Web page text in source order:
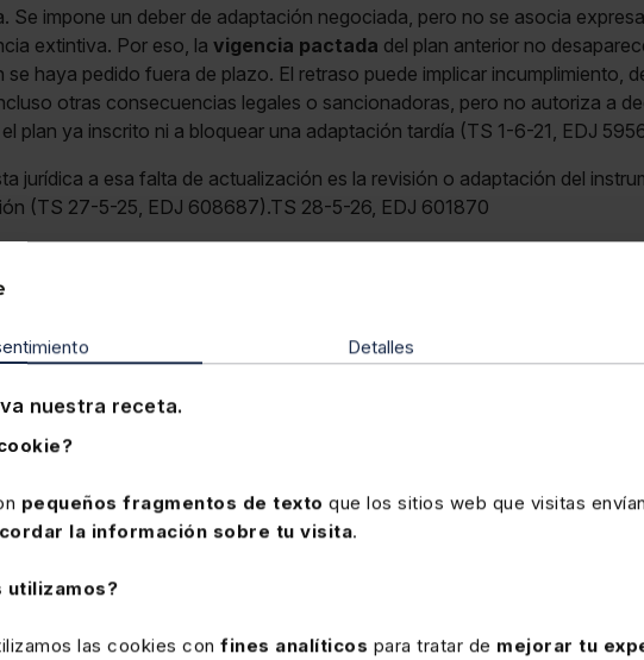
Detalles
nuestra receta.
pequeños fragmentos de texto que los sitios web que visitas
la información sobre tu visita.
utilizamos?
las cookies con fines analíticos para tratar de mejorar tu
Se impone un deber de adaptación negociada, pero no se asocia
extintiva. Por eso, la vigencia pactada del plan anterior no
se haya pedido fuera de plazo. El retraso puede implicar incumplimiento,
otras consecuencias legales o sancionadoras, pero no autoriza a
plan ya inscrito ni a bloquear una adaptación tardía (TS 1-6-21, EDJ
jurídica a esa falta de actualización es la revisión o adaptación del
(TS 27-5-25, EDJ 608687).TS 28-5-26, EDJ 601870
Memento Social 2026
y de Seguridad Social
novedad.
Precio 192 €